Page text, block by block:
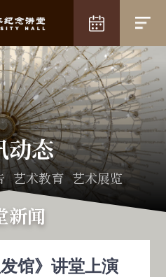
动态
艺术教育 艺术展览
新闻
馆》讲堂上演